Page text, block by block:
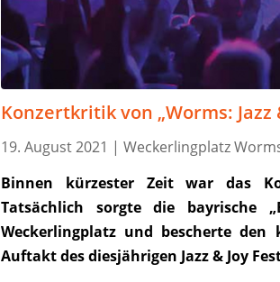
Konzertkritik von „Worms: Jazz
19. August 2021 | Weckerlingplatz
Binnen kürzester Zeit war das
Tatsächlich sorgte die bayrische
Weckerlingplatz und bescherte den
Auftakt des diesjährigen Jazz & Joy